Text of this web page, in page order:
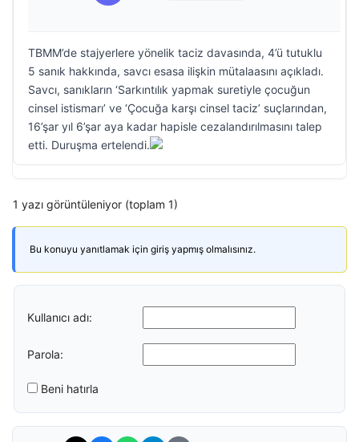
TBMM’de stajyerlere yönelik taciz davasında, 4’ü tutuklu
5 sanık hakkında, savcı esasa ilişkin mütalaasını açıkladı.
Savcı, sanıkların ‘Sarkıntılık yapmak suretiyle çocuğun
cinsel istismarı’ ve ‘Çocuğa karşı cinsel taciz’ suçlarından,
16’şar yıl 6’şar aya kadar hapisle cezalandırılmasını talep
etti. Duruşma ertelendi.
1 yazı görüntüleniyor (toplam 1)
Bu konuyu yanıtlamak için giriş yapmış olmalısınız.
Kullanıcı adı:
Parola:
Beni hatırla